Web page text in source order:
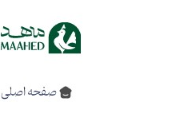
صفحه اصلی